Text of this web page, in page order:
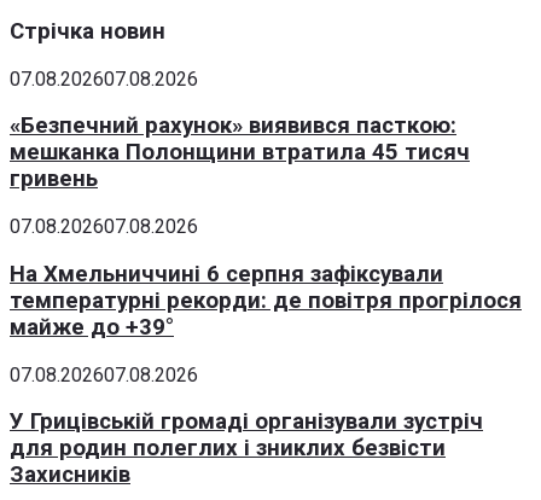
Стрічка новин
07.08.202607.08.2026
«Безпечний рахунок» виявився пасткою:
мешканка Полонщини втратила 45 тисяч
гривень
07.08.202607.08.2026
На Хмельниччині 6 серпня зафіксували
температурні рекорди: де повітря прогрілося
майже до +39°
07.08.202607.08.2026
У Грицівській громаді організували зустріч
для родин полеглих і зниклих безвісти
Захисників